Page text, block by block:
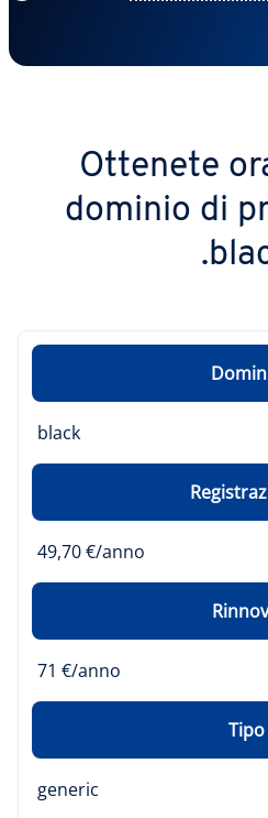
Ottenete
dominio di
black
49,70 €/anno
71 €/anno
Tipo
generic